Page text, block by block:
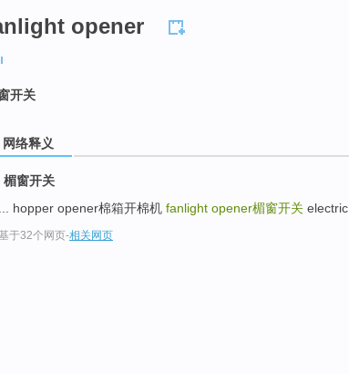
opener
开关
网络释义
楣窗开关
... hopper opener棉箱开棉机 fanlight opener楣窗开关
基于32个网页-相关网页